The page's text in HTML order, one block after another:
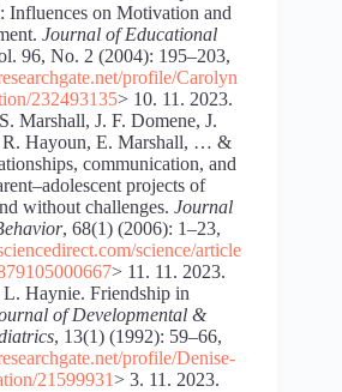
Influences on Motivation and
Journal of Educational
96, No. 2 (2004): 195–203,
profile/Carolyn
232493135> 10. 11. 2023.
Marshall, J. F. Domene, J.
Hayoun, E. Marshall, … &
communication, and
projects of
without challenges. Journal
, 68(1) (2006): 1–23,
science/article
> 11. 11. 2023.
Haynie. Friendship in
of Developmental &
, 13(1) (1992): 59–66,
profile/Denise-
21599931> 3. 11. 2023.